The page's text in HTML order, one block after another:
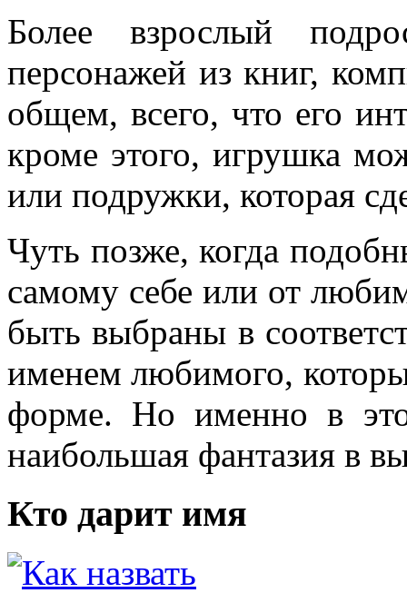
Более взрослый
персонажей из книг,
общем, всего, что его
кроме этого, игрушка
или подружки, которая
Чуть позже, когда
самому себе или от
быть выбраны в
именем любимого,
форме. Но именно в
наибольшая фантазия в
Кто дарит имя